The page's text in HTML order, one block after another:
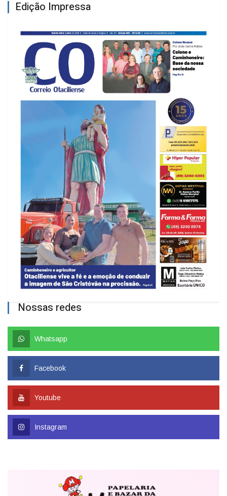
Edição Impressa
Nossas redes
Whatsapp
Facebook
Youtube
Instagram